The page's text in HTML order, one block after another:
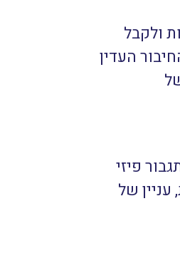
ולקבל
העדין
פיזי
של